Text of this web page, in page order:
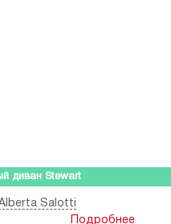
диван Stewart
Salotti
Подробнее